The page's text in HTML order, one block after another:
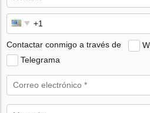
Contactar conmigo a través de
Telegrama